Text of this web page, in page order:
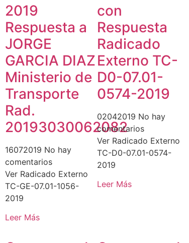
2019
Respuesta a
JORGE
GARCIA DIAZ
Ministerio de
Transporte
Rad.
20193030062082
16072019 No hay
comentarios
Ver Radicado Externo
TC-GE-07.01-1056-
2019
Leer Más
con
Respuesta
Radicado
Externo TC-
D0-07.01-
0574-2019
02042019 No hay
comentarios
Ver Radicado Externo
TC-D0-07.01-0574-
2019
Leer Más